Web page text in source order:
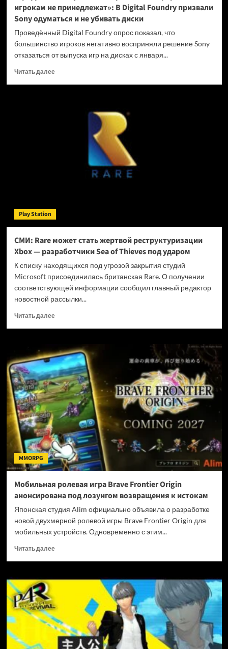
игрокам не принедлежат»: В Digital Foundry призвали
Sony одуматься и не убивать диски
Проведённый Digital Foundry опрос показал, что
большинство игроков негативно восприняли решение Sony
отказаться от выпуска игр на дисках с января...
Читать далееПрочитать
платформах
принедлежат»:
не
убивать
диски
Play Station
СМИ: Rare может стать жертвой реструктуризации
Xbox — разработчики Sea of Thieves под ударом
К списку находящихся под угрозой закрытия студий
Microsoft присоединилась британская Rare. О получении
соответствующей информации сообщил главный редактор
новостной рассылки...
Читать далееПрочитать
Rare
может
стать
жертвой
реструктуризации
Xbox
разработчики
Sea
of
Thieves
под
ударом
MMORPG
Мобильная ролевая игра Brave Frontier Origin
анонсирована под лозунгом возвращения к истокам
Японская студия Alim официально объявила о разработке
новой двухмерной ролевой игры Brave Frontier Origin для
мобильных устройств. Одновременно с этим...
Читать далееПрочитать
Brave
Frontier
Origin
анонсирована
под